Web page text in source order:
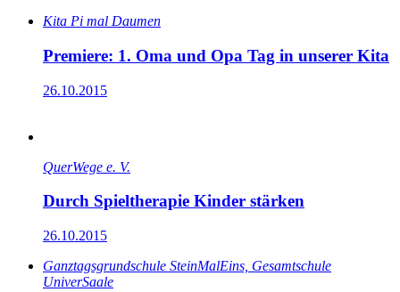
Kita Pi mal Daumen
Premiere: 1. Oma und Opa Tag in unserer Kita
26.10.2015
QuerWege e. V.
Durch Spieltherapie Kinder stärken
26.10.2015
Ganz­tags­grund­schule SteinMalEins, Gesamtschule
UniverSaale